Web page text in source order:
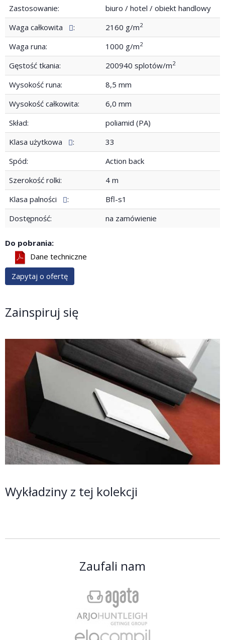
Zastosowanie:
biuro / hotel / obiekt handlowy
Waga całkowita
: 2160 g/m2
Waga runa: 1000 g/m2
Gęstość tkania: 200940 splotów/m2
Wysokość runa:
8,5 mm
Wysokość całkowita:
6,0 mm
Skład:
poliamid (PA)
Klasa użytkowa
:
33
Spód:
Action back
Szerokość rolki:
4 m
Klasa palności
:
Bfl-s1
Dostępność:
na zamówienie
Do pobrania:
Dane techniczne
Zapytaj o ofertę
Zainspiruj się
Wykładziny z tej kolekcji
Zaufali nam